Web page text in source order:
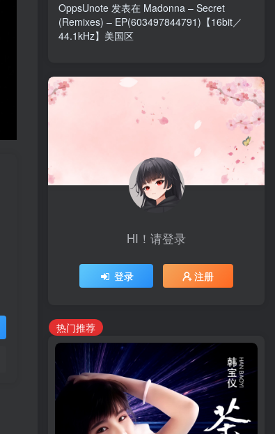
OppsUnote 发表在 Madonna – Secret
(Remixes) – EP(603497844791)【16bit／
44.1kHz】美国区
HI！请登录
登录 注册
热门推荐